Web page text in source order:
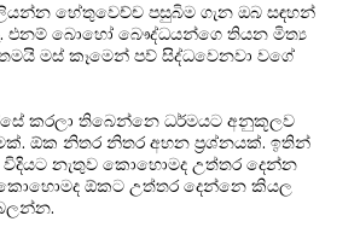
හේතුවෙච්ච පසුබිම ගැන ඔබ සඳහන්
එනම් බොහෝ බෞද්ධයන්ගෙ තියන මිත්‍ය
මස් කෑමෙන් පව් සිද්ධවෙනවා වගේ
කරලා තිබෙන්නෙ ධර්මයට අනුකූලව
ඕක නිතර නිතර අහන ප්‍රශ්නයක්. ඉතින්
නැතුව කොහොමද උත්තර දෙන්න
ඕකට උත්තර දෙන්නෙ කියල